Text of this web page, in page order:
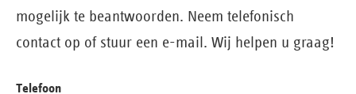
mogelijk te beantwoorden. Neem telefonisch
contact op of stuur een e-mail. Wij helpen u graag!
Telefoon